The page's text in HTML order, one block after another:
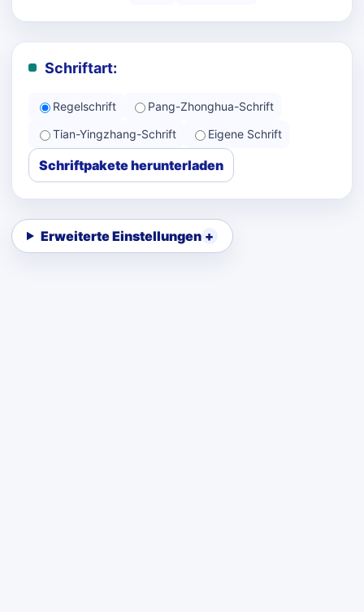
Schriftart:
Regelschrift
Pang-Zhonghua-Schrift
Tian-Yingzhang-Schrift
Eigene Schrift
Schriftpakete herunterladen
Erweiterte Einstellungen